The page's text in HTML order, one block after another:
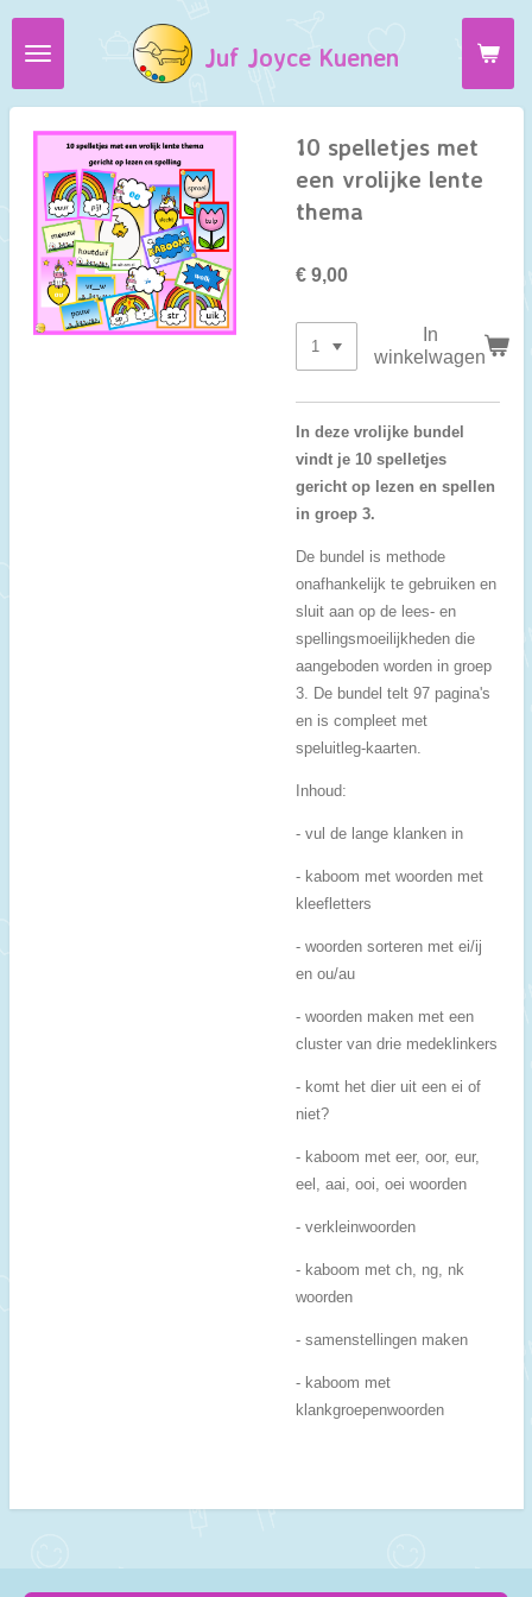
Ga
direct
de
hoofdinhoud
Juf Joyce Kuenen
10 spelletjes met
een vrolijke lente
thema
€ 9,00
In
winkelwagen
In deze vrolijke bundel
vindt je 10 spelletjes
gericht op lezen en spellen
in groep 3.
De bundel is methode
onafhankelijk te gebruiken en
sluit aan op de lees- en
spellingsmoeilijkheden die
aangeboden worden in groep
3. De bundel telt 97 pagina's
en is compleet met
speluitleg-kaarten.
Inhoud:
- vul de lange klanken in
- kaboom met woorden met
kleefletters
- woorden sorteren met ei/ij
en ou/au
- woorden maken met een
cluster van drie medeklinkers
- komt het dier uit een ei of
niet?
- kaboom met eer, oor, eur,
eel, aai, ooi, oei woorden
- verkleinwoorden
- kaboom met ch, ng, nk
woorden
- samenstellingen maken
- kaboom met
klankgroepenwoorden